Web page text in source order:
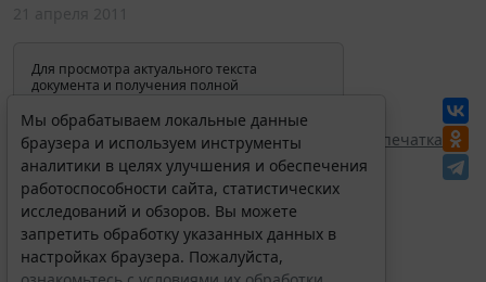
Для просмотра актуального текста
документа и получения полной
изменениях и порядке применения
документа, воспользуйтесь поиском в
Интернет-версии системы ГАРАНТ:
Перепечатка
Мы обрабатываем локальные данные
браузера и используем инструменты
аналитики в целях улучшения и обеспечения
работоспособности сайта, статистических
исследований и обзоров. Вы можете
запретить обработку указанных данных в
настройках браузера. Пожалуйста,